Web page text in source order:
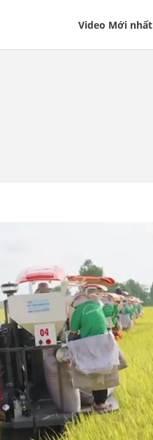
Video Mới nhất